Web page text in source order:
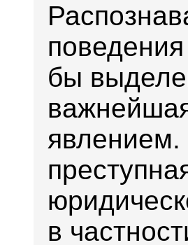
бы
явлением.
в